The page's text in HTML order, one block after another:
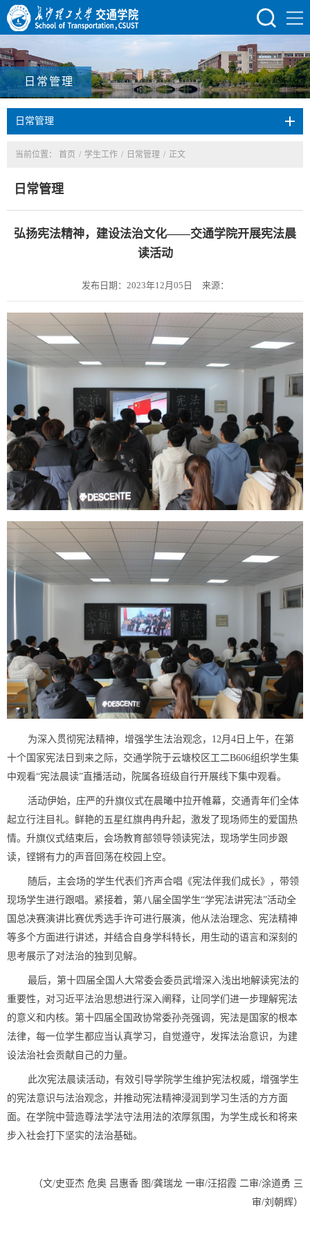
日常管理
日常管理
当前位置： 首页 / 学生工作 / 日常管理 / 正文
日常管理
弘扬宪法精神，建设法治文化——交通学院开展宪法晨
读活动
发布日期：2023年12月05日 来源：
为深入贯彻宪法精神， 增强学生法治观念， 12月4日上午， 在第
十个国家宪法日 到来之际， 交通学院于云塘校区工二B606组织学生集
中观看“宪法晨读”直播活动，院属各班级自行开展线下集中观看。
活动伊始，庄严的升旗仪式在晨曦中拉开帷幕， 交通青年们全体
起立行注目礼。鲜艳的五星红旗冉冉升起，激发了 现场师生的爱国热
情。 升旗仪式结束后， 会场教育部领导领读宪法 ， 现场学生 同步跟
读， 铿锵有力的声音 回 荡在校园上空。
随后， 主会场的学生代表们齐声合唱《宪法伴我们成长》，带领
现场学生进行跟唱。 紧接着，第八届全国学生“学宪法讲宪法”活动全
国总决赛演讲比赛优秀选手许可进行展演， 他从 法治理念、宪法精神
等多个方面进行讲述， 并结合自身学科特长，用生动的语言和深刻的
思考展示了对法治的独到见解。
最后，第十四届全国人大常委会委员武增深入浅出地解读宪法的
重要性，对习近平法治思想进行深入阐释， 让同学们进一步理解宪法
的意义和内核。第十四届全国政协常委孙尧强调， 宪法是国家的根本
法律，每一位学生都应当认真学习，自觉遵守，发挥法治意识，为建
设法治社会贡献自己的力量。
此次宪法晨读活动，有效引导学院学生维护宪法权威，增强学生
的宪法意识与法治观念，并推动宪法精神浸润到 学习生活的方方面
面。 在学院中营造尊法学法守法用法的浓厚氛围 ， 为学生成长和将来
步入社会打下坚实的法治基础。
（文/史亚杰 危奥 吕惠香 图/龚瑞龙 一审/汪招霞 二审/涂道勇 三
审/刘朝辉）